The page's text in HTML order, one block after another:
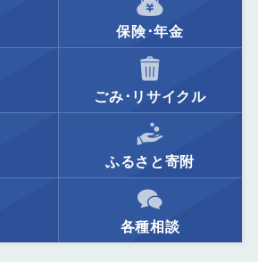
保険･年金
ごみ･リサイクル
ふるさと寄附
各種相談